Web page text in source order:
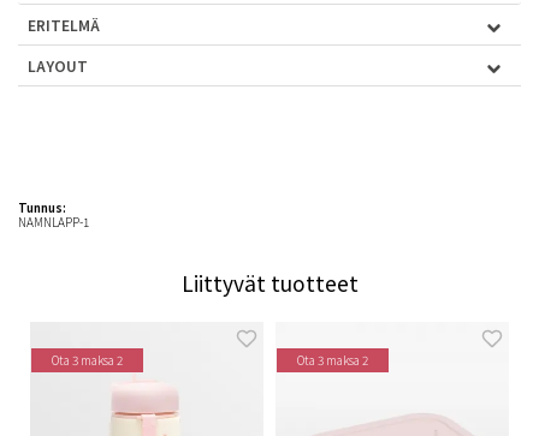
ERITELMÄ
LAYOUT
Tunnus:
NAMNLAPP-1
Liittyvät tuotteet
Ota 3 maksa 2 Ota 3 maksa 2